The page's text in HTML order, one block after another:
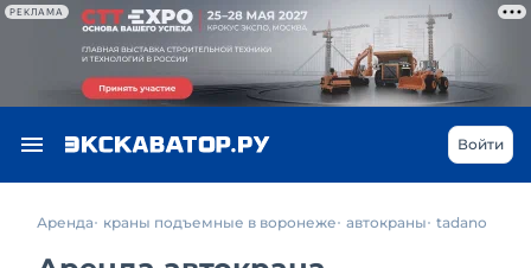
РЕКЛАМА
Войти
Аренда краны подъемные в воронеже автокраны tadano